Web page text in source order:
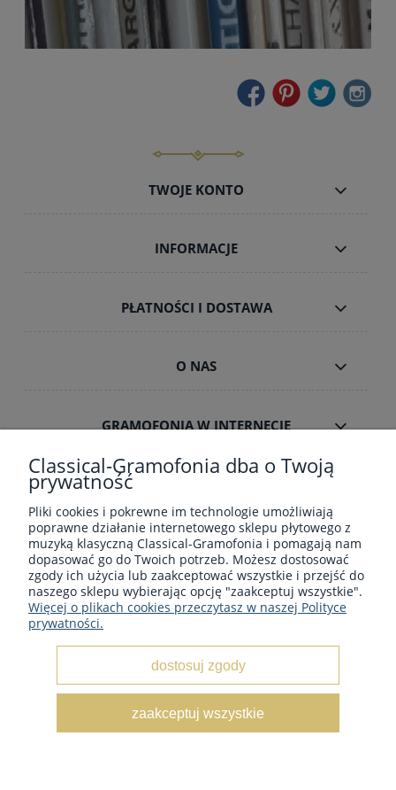
TWOJE KONTO
INFORMACJE
PŁATNOŚCI I DOSTAWA
O NAS
GRAMOFONIA W INTERNECIE
Płyty winylowe z muzyka klasyczną - Sklep płytowy
classical-gramofonia.com
Copyright © 2022 - 2026 CLASSICAL-GRAMOFONIA
pokaż pełną wersję strony
Sklep internetowy Shoper.pl
Classical-Gramofonia dba o Twoją
prywatność
Pliki cookies i pokrewne im technologie umożliwiają
poprawne działanie internetowego sklepu płytowego z
muzyką klasyczną Classical-Gramofonia i pomagają nam
dopasować go do Twoich potrzeb. Możesz dostosować
zgody ich użycia lub zaakceptować wszystkie i przejść do
naszego sklepu wybierając opcję "zaakceptuj wszystkie".
Więcej o plikach cookies przeczytasz w naszej Polityce
prywatności.
dostosuj zgody
zaakceptuj wszystkie